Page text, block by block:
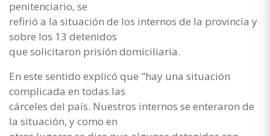
penitenciario, se
refirió a la situación de los internos de la provincia y
sobre los 13 detenidos
que solicitaron prisión domiciliaria.
En este sentido explicó que "hay una situación
complicada en todas las
cárceles del país. Nuestros internos se enteraron de
la situación, y como en